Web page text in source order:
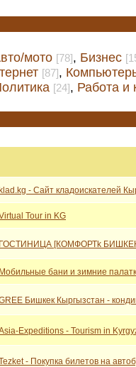
мото [78], Бизнес
[87],
[24], Работа и
klad.kg - Сайт кладоискателей
Tour in KG
ГОСТИНИЦА [КОМФОРТk
Мобильные бани и зимние
Бишкек Кыргызстан -
Expeditions - Tourism in
- Покупка билетов на